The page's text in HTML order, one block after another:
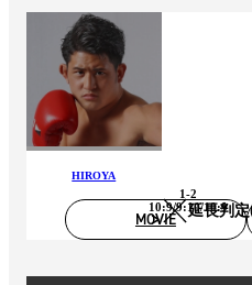
HIROYA
延長判定
1-2
10:9/9:10/10:9
MOVIE